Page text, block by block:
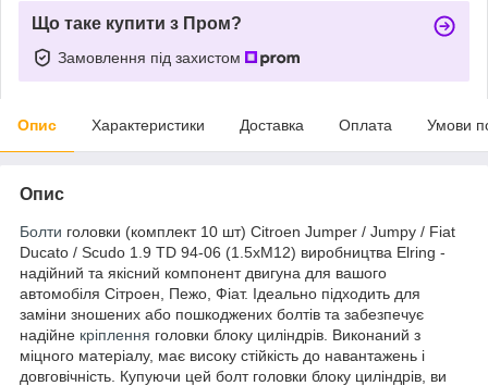
Що таке купити з Пром?
Замовлення під захистом
Опис Характеристики Доставка Оплата Умови
Опис
Болти головки (комплект 10 шт) Citroen Jumper / Jumpy / Fiat
Ducato / Scudo 1.9 TD 94-06 (1.5xM12) виробництва Elring -
надійний та якісний компонент двигуна для вашого
автомобіля Сітроен, Пежо, Фіат. Ідеально підходить для
заміни зношених або пошкоджених болтів та забезпечує
надійне кріплення головки блоку циліндрів. Виконаний з
міцного матеріалу, має високу стійкість до навантажень і
довговічність. Купуючи цей болт головки блоку циліндрів, ви